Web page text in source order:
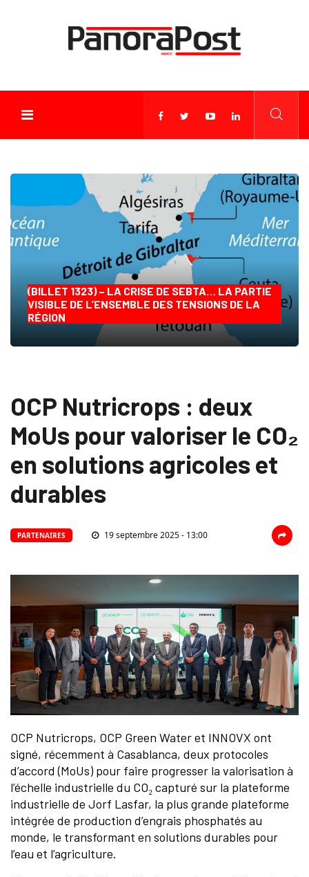
(BILLET 1323) – LA CRISE DE SEBTA… LA PARTIE
VISIBLE DE L’ENSEMBLE DES TENSIONS DE LA
RÉGION
OCP Nutricrops : deux
MoUs pour valoriser le CO₂
en solutions agricoles et
durables
PARTENAIRES 19 septembre 2025 - 13:00
OCP Nutricrops, OCP Green Water et INNOVX ont
signé, récemment à Casablanca, deux protocoles
d’accord (MoUs) pour faire progresser la valorisation à
l’échelle industrielle du CO₂ capturé sur la plateforme
industrielle de Jorf Lasfar, la plus grande plateforme
intégrée de production d’engrais phosphatés au
monde, le transformant en solutions durables pour
l’eau et l’agriculture.